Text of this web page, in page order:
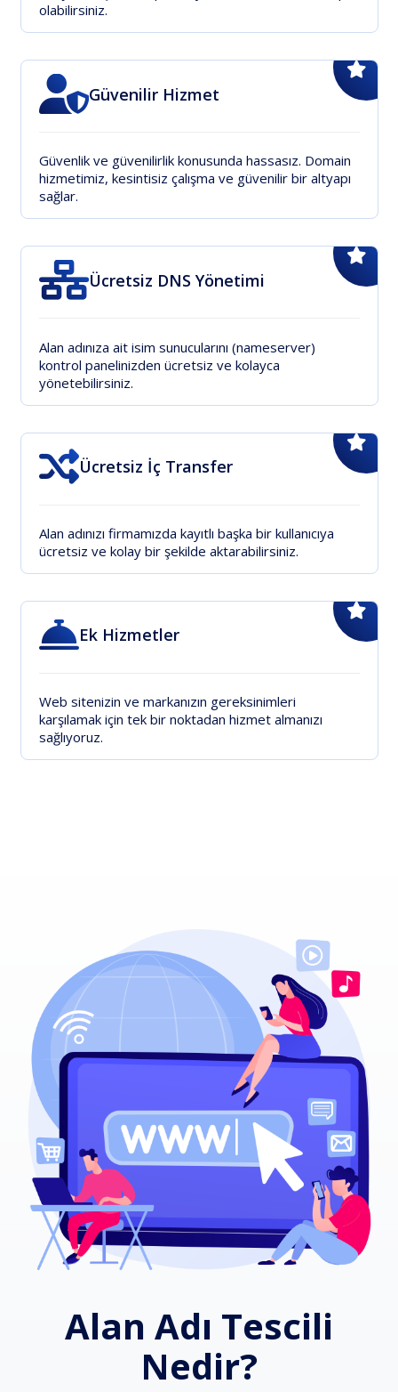
olabilirsiniz.
Güvenilir Hizmet
Güvenlik ve güvenilirlik konusunda hassasız. Domain
hizmetimiz, kesintisiz çalışma ve güvenilir bir altyapı
sağlar.
Ücretsiz DNS Yönetimi
Alan adınıza ait isim sunucularını (nameserver)
kontrol panelinizden ücretsiz ve kolayca
yönetebilirsiniz.
Ücretsiz İç Transfer
Alan adınızı firmamızda kayıtlı başka bir kullanıcıya
ücretsiz ve kolay bir şekilde aktarabilirsiniz.
Ek Hizmetler
Web sitenizin ve markanızın gereksinimleri
karşılamak için tek bir noktadan hizmet almanızı
sağlıyoruz.
Alan Adı Tescili
Nedir?